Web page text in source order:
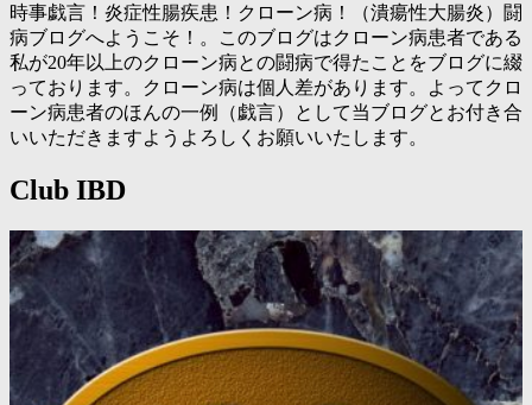
時事戯言！炎症性腸疾患！クローン病！（潰瘍性大腸炎）闘
病ブログへようこそ！。このブログはクローン病患者である
私が20年以上のクローン病との闘病で得たことをブログに綴
っております。クローン病は個人差があります。よってクロ
ーン病患者のほんの一例（戯言）として当ブログとお付き合
いいただきますようよろしくお願いいたします。
Club IBD